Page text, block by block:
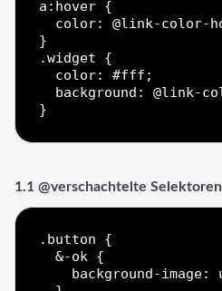
a:hover {
}
.widget {
1.1 @verschachtelte Selektoren
.button {
  &-ok {